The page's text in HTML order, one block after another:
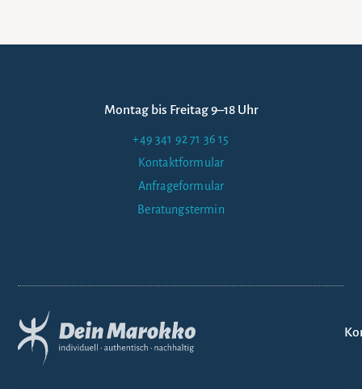
Montag bis Freitag 9–18 Uhr
+49 341 92 71 36 15
Kontaktformular
Anfrageformular
Beratungstermin